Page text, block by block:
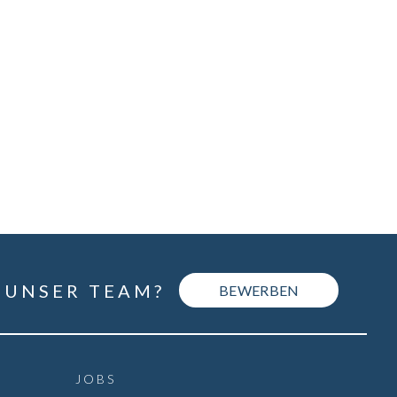
nicht gewährleistet werden und so
Risiken aus.
TEAM? BEWERBEN
JOBS